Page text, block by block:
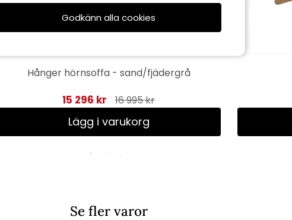
Hånger hörnsoffa - sand/fjädergrå
15 296 kr 16 995 kr
Lägg i varukorg
Se fler varor
Godkänn alla cookies